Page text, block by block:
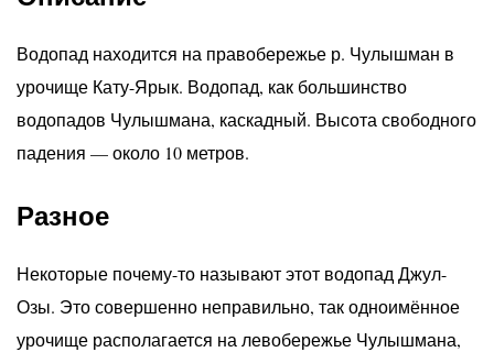
Водопад находится на правобережье р. Чулышман в
урочище Кату-Ярык. Водопад, как большинство
водопадов Чулышмана, каскадный. Высота свободного
падения — около 10 метров.
Разное
Некоторые почему-то называют этот водопад Джул-
Озы. Это совершенно неправильно, так одноимённое
урочище располагается на левобережье Чулышмана,